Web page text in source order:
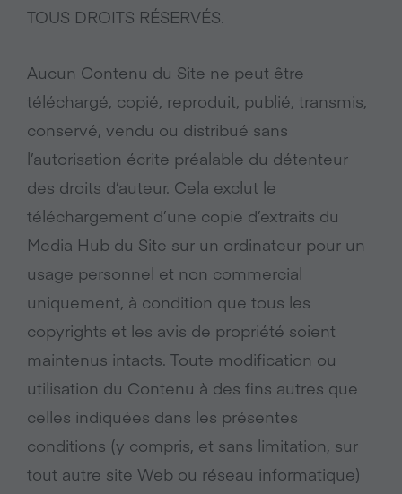
TOUS DROITS RÉSERVÉS.
Aucun Contenu du Site ne peut être
téléchargé, copié, reproduit, publié, transmis,
conservé, vendu ou distribué sans
l’autorisation écrite préalable du détenteur
des droits d’auteur. Cela exclut le
téléchargement d’une copie d’extraits du
Media Hub du Site sur un ordinateur pour un
usage personnel et non commercial
uniquement, à condition que tous les
copyrights et les avis de propriété soient
maintenus intacts. Toute modification ou
utilisation du Contenu à des fins autres que
celles indiquées dans les présentes
conditions (y compris, et sans limitation, sur
tout autre site Web ou réseau informatique)